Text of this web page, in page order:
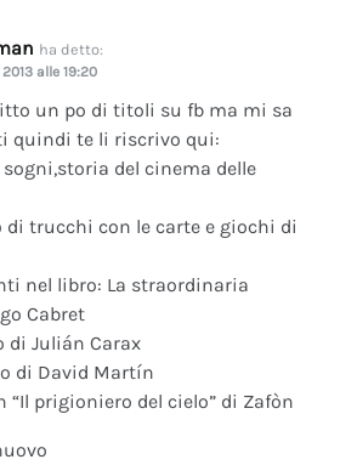
ha detto:
alle 19:20
un po di titoli su fb ma mi sa
quindi te li riscrivo qui:
sogni,storia del cinema delle
di trucchi con le carte e giochi di
nel libro: La straordinaria
Cabret
di Julián Carax
di David Martín
prigioniero del cielo” di Zafòn